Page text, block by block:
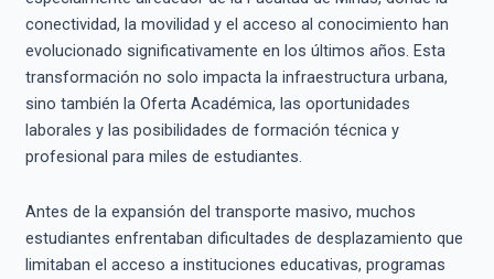
conectividad, la movilidad y el acceso al conocimiento han
evolucionado significativamente en los últimos años. Esta
transformación no solo impacta la infraestructura urbana,
sino también la Oferta Académica, las oportunidades
laborales y las posibilidades de formación técnica y
profesional para miles de estudiantes.
Antes de la expansión del transporte masivo, muchos
estudiantes enfrentaban dificultades de desplazamiento que
limitaban el acceso a instituciones educativas, programas